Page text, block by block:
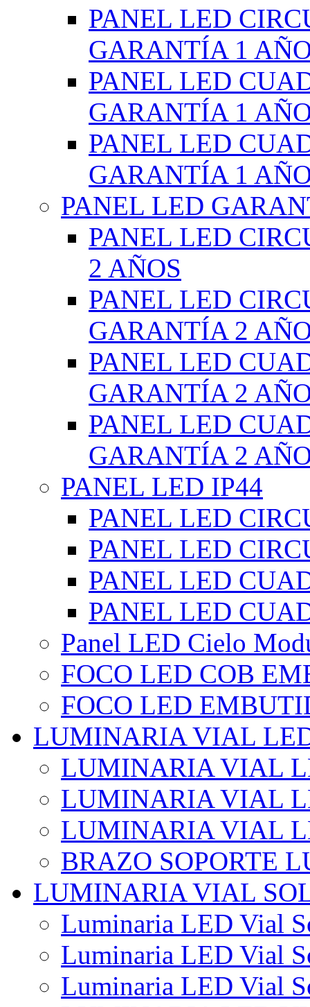
PANEL LED
GARANTÍA 1
PANEL LED
GARANTÍA 1
PANEL LED
GARANTÍA 1
PANEL LED
PANEL LED
2 AÑOS
PANEL LED
GARANTÍA 2
PANEL LED
GARANTÍA 2
PANEL LED
GARANTÍA 2
PANEL LED IP44
PANEL LED
PANEL LED
PANEL LED
PANEL LED
Panel LED Cielo
FOCO LED COB
FOCO LED
LUMINARIA VIAL
LUMINARIA VIAL
LUMINARIA VIAL
LUMINARIA VIAL
BRAZO SOPORTE
LUMINARIA VIAL
Luminaria LED Vial
Luminaria LED Vial
Luminaria LED Vial